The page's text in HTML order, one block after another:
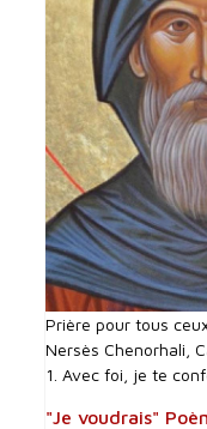
Prière pour tous
Nersès Chenorhali,
1. Avec foi, je te
"Je voudrais"